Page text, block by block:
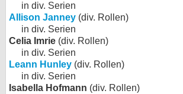
in div. Serien
Allison Janney (div. Rollen)
in div. Serien
Celia Imrie (div. Rollen)
in div. Serien
Leann Hunley (div. Rollen)
in div. Serien
Isabella Hofmann (div. Rollen)